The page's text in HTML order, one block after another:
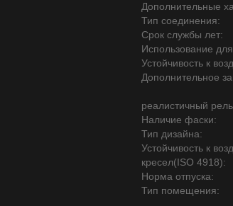
Дополнительные
Тип соединения:
Срок службы лет:
Использование
Устойчивость к
Дополнительное
реалистичный
Наличие фаски:
Тип дизайна:
Устойчивость к
кресел(ISO 4918):
Норма отпуска:
Тип помещения: